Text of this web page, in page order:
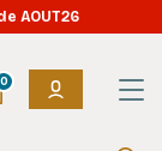
AOUT26
0